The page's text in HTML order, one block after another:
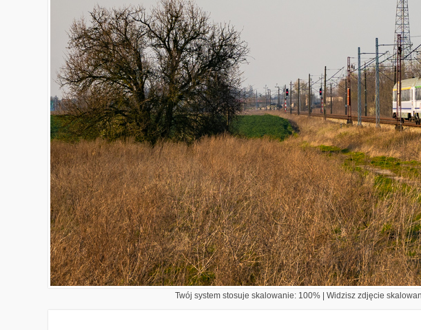
Twój system stosuje skalowanie: 100% | Widzisz zdjęcie